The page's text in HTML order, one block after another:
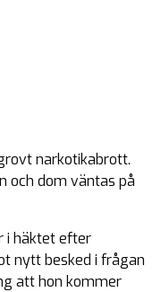
narkotikabrott.
och dom väntas på
i häktet efter
nytt besked i frågan
att hon kommer